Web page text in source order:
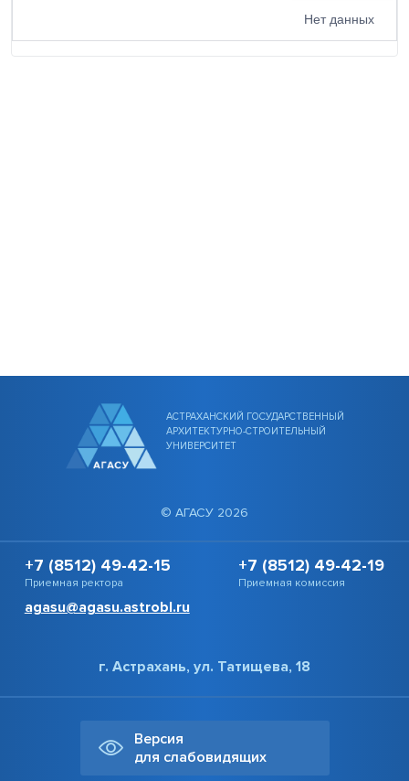
АСТРАХАНСКИЙ ГОСУДАРСТВЕННЫЙ
АРХИТЕКТУРНО-СТРОИТЕЛЬНЫЙ
УНИВЕРСИТЕТ
© АГАСУ 2026
+7 (8512) 49-42-15
Приемная ректора
agasu@agasu.astrobl.ru
+7 (8512) 49-42-19
Приемная комиссия
г. Астрахань, ул. Татищева, 18
Версия
для слабовидящих